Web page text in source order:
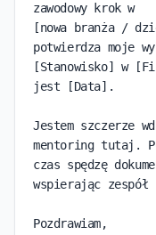
zawodowy krok w
[nowa branża /
potwierdza moje
[Stanowisko] w
jest [Data].
Jestem szczerze
mentoring tutaj.
czas spędzę
wspierając
Pozdrawiam,